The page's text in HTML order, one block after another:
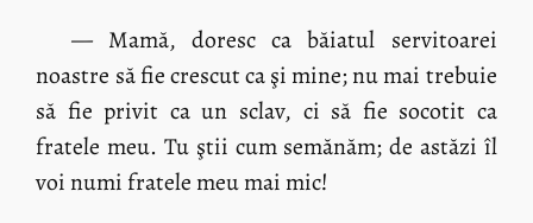
— Mamă, doresc ca băiatul servitoarei
noastre să fie crescut ca şi mine; nu mai trebuie
să fie privit ca un sclav, ci să fie socotit ca
fratele meu. Tu ştii cum semănăm; de astăzi îl
voi numi fratele meu mai mic!